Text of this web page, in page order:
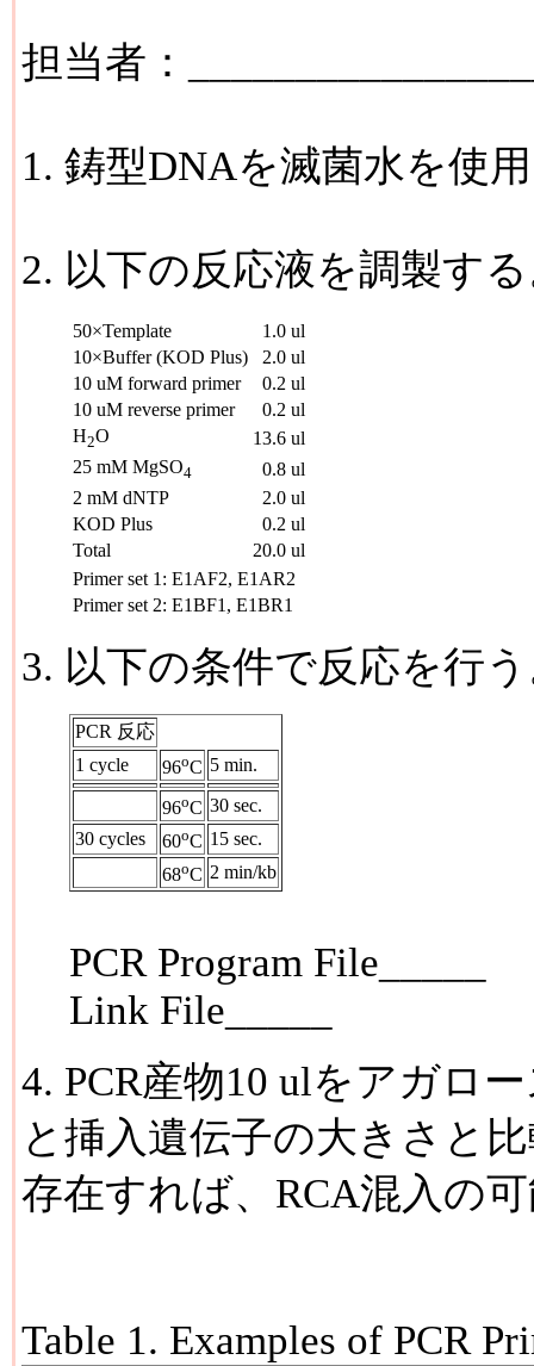
担当者：
1. 鋳型DNAを滅菌水を使
2. 以下の反応液を調製す
50×Template
1.0 ul
10×Buffer (KOD Plus)
2.0 ul
10 uM forward primer
0.2 ul
10 uM reverse primer
0.2 ul
H2O
13.6 ul
25 mM MgSO4
0.8 ul
2 mM dNTP
2.0 ul
KOD Plus
0.2 ul
Total
20.0 ul
Primer set 1: E1AF2, E1AR2
Primer set 2: E1BF1, E1BR1
3. 以下の条件で反応を行
PCR 反応
1 cycle
96oC 5 min.
96oC 30 sec.
30 cycles
60oC 15 sec.
68oC 2 min/kb
PCR Program File_____
Link File_____
4. PCR産物10 ulをアガロ
と挿入遺伝子の大きさと
存在すれば、RCA混入の
Table 1. Examples of PCR